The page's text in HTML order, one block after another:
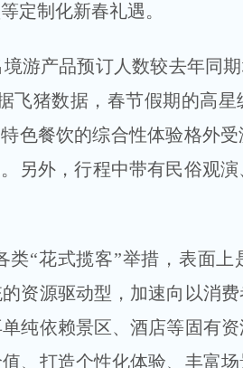
定制化新春礼遇。
游产品预订人数较去年同
飞猪数据，春节假期的高
色餐饮的综合性体验格外
另外，行程中带有民俗观
“花式揽客”举措，表面上
资源驱动型，加速向以消
纯依赖景区、酒店等固有
、打造个性化体验、丰富